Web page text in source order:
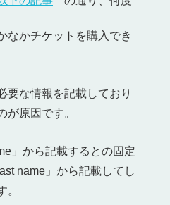
なかチケットを購入でき
要な情報を記載しており
が原因です。
」から記載するとの固定
name」から記載してし
。